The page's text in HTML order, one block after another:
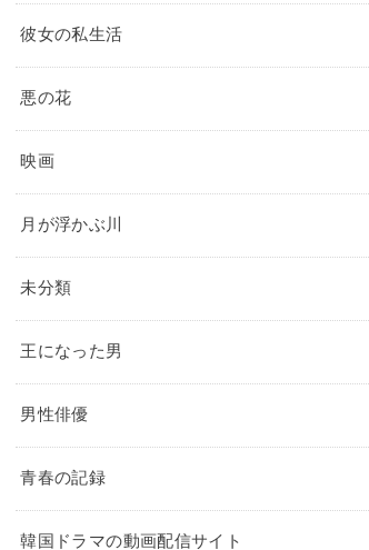
彼女の私生活
悪の花
映画
月が浮かぶ川
未分類
王になった男
男性俳優
青春の記録
韓国ドラマの動画配信サイト